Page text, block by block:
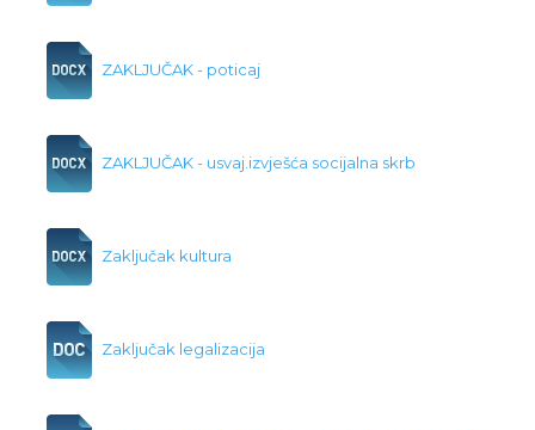
ZAKLJUČAK - poticaj
ZAKLJUČAK - usvaj.izvješća socijalna skrb
Zaključak kultura
Zaključak legalizacija